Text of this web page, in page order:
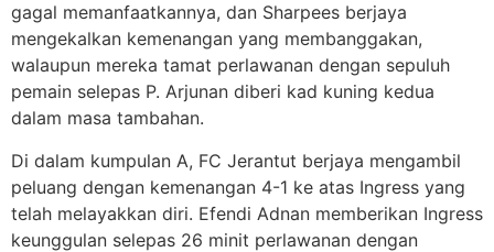
gagal memanfaatkannya, dan Sharpees berjaya
mengekalkan kemenangan yang membanggakan,
walaupun mereka tamat perlawanan dengan sepuluh
pemain selepas P. Arjunan diberi kad kuning kedua
dalam masa tambahan.
Di dalam kumpulan A, FC Jerantut berjaya mengambil
peluang dengan kemenangan 4-1 ke atas Ingress yang
telah melayakkan diri. Efendi Adnan memberikan Ingress
keunggulan selepas 26 minit perlawanan dengan